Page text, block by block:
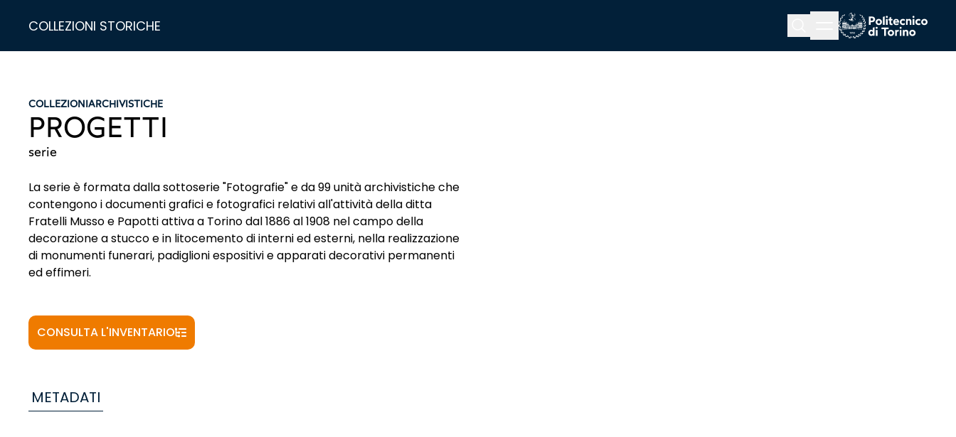
COLLEZIONI STORICHE
Menu button
COLLEZIONIARCHIVISTICHE
PROGETTI
serie
La serie è formata dalla sottoserie "Fotografie" e da 99 unità archivistiche che
contengono i documenti grafici e fotografici relativi all'attività della ditta
Fratelli Musso e Papotti attiva a Torino dal 1886 al 1908 nel campo della
decorazione a stucco e in litocemento di interni ed esterni, nella realizzazione
di monumenti funerari, padiglioni espositivi e apparati decorativi permanenti
ed effimeri.
CONSULTA L'INVENTARIO
METADATI